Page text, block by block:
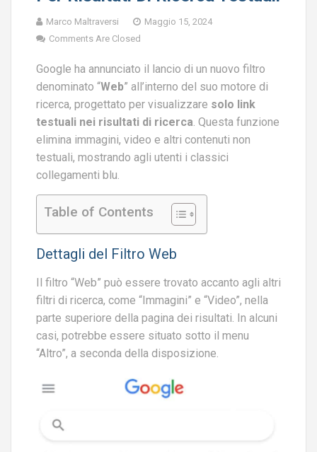
Marco Maltraversi
Maggio 15, 2024
Comments Are Closed
Google ha annunciato il lancio di un nuovo filtro
denominato “Web” all’interno del suo motore di
ricerca, progettato per visualizzare solo link
testuali nei risultati di ricerca. Questa funzione
elimina immagini, video e altri contenuti non
testuali, mostrando agli utenti i classici
collegamenti blu.
Table of Contents
Dettagli del Filtro Web
Il filtro “Web” può essere trovato accanto agli altri
filtri di ricerca, come “Immagini” e “Video”, nella
parte superiore della pagina dei risultati. In alcuni
casi, potrebbe essere situato sotto il menu
“Altro”, a seconda della disposizione.